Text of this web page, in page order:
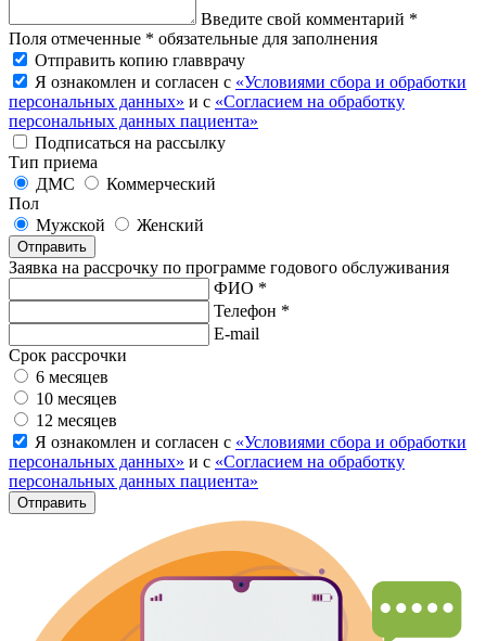
Введите свой комментарий *
Поля отмеченные * обязательные для заполнения
Отправить копию главврачу
Я ознакомлен и согласен с «Условиями сбора и обработки
персональных данных» и с «Согласием на обработку
персональных данных пациента»
Подписаться на рассылку
Тип приема
ДМС
Коммерческий
Пол
Мужской
Женский
Отправить
Заявка на рассрочку по программе годового обслуживания
ФИО *
Телефон *
E-mail
Срок рассрочки
6 месяцев
10 месяцев
12 месяцев
Я ознакомлен и согласен с «Условиями сбора и обработки
персональных данных» и с «Согласием на обработку
персональных данных пациента»
Отправить